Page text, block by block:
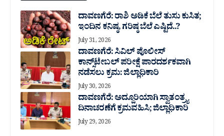
ದಾವಣಗೆರೆ: ರಾಶಿ ಅಡಿಕೆ ಬೆಲೆ ತುಸು‌ ಕುಸಿತ;
ಇಂದಿನ ಕನಿಷ್ಠ, ಗರಿಷ್ಠ ಬೆಲೆ ಎಷ್ಟಿದೆ..?
July 31, 2026
ದಾವಣಗೆರೆ: ಸಿವಿಲ್ ಪೊಲೀಸ್
ಕಾನ್ಸ್‌ಟೇಬಲ್ ಪರೀಕ್ಷೆ ಪಾರದರ್ಶಕವಾಗಿ
ನಡೆಸಲು ಕ್ರಮ: ಜಿಲ್ಲಾಧಿಕಾರಿ
July 30, 2026
ದಾವಣಗೆರೆ: ಅದ್ದೂರಿಯಾಗಿ ಸ್ವಾತಂತ್ರ್ಯ
ದಿನಾಚರಣೆಗೆ ಕ್ರಮವಹಿಸಿ; ಜಿಲ್ಲಾಧಿಕಾರಿ
July 29, 2026